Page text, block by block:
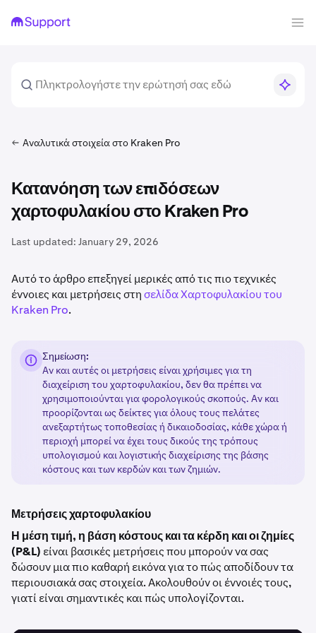
Αναλυτικά στοιχεία στο Kraken Pro
Κατανόηση των επιδόσεων
χαρτοφυλακίου στο Kraken Pro
Last updated: January 29, 2026
Αυτό το άρθρο επεξηγεί μερικές από τις πιο τεχνικές
έννοιες και μετρήσεις στησελίδα Χαρτοφυλακίου του
Kraken Pro.
Σημείωση:
Αν και αυτές οι μετρήσεις είναι χρήσιμες για τη
διαχείριση του χαρτοφυλακίου, δεν θα πρέπει να
χρησιμοποιούνται για φορολογικούς σκοπούς. Αν και
προορίζονται ως δείκτες για όλους τους πελάτες
ανεξαρτήτως τοποθεσίας ή δικαιοδοσίας, κάθε χώρα ή
περιοχή μπορεί να έχει τους δικούς της τρόπους
υπολογισμού και λογιστικής διαχείρισης της βάσης
κόστους και των κερδών και των ζημιών.
Μετρήσεις χαρτοφυλακίου
Η μέση τιμή, η βάση κόστους και τα κέρδη και οι ζημίες
(P&L) είναι βασικές μετρήσεις που μπορούν να σας
δώσουν μια πιο καθαρή εικόνα για το πώς αποδίδουν τα
περιουσιακά σας στοιχεία. Ακολουθούν οι έννοιές τους,
γιατί είναι σημαντικές και πώς υπολογίζονται.